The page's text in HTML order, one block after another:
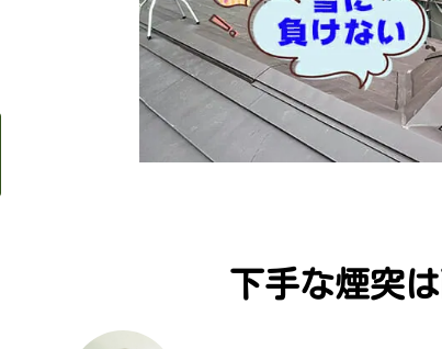
下手な煙突